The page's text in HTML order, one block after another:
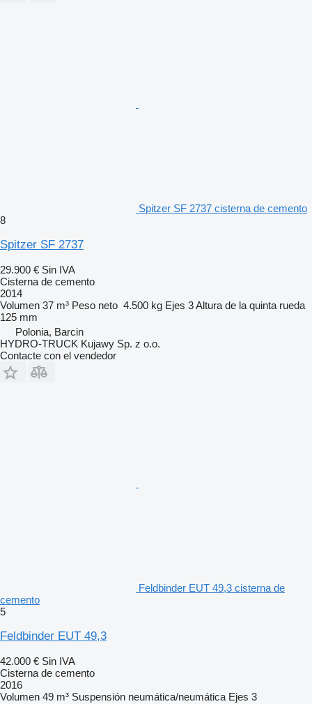
Spitzer SF 2737 cisterna de cemento
8
Spitzer SF 2737
29.900 € Sin IVA
Cisterna de cemento
2014
Volumen 37 m³ Peso neto 4.500 kg Ejes 3Altura de la quinta rueda
125 mm
Polonia, Barcin
HYDRO-TRUCK Kujawy Sp. z o.o.
Contacte con el vendedor
Feldbinder EUT 49,3 cisterna de
cemento
5
Feldbinder EUT 49,3
42.000 € Sin IVA
Cisterna de cemento
2016
Volumen 49 m³ Suspensión neumática/neumática Ejes 3